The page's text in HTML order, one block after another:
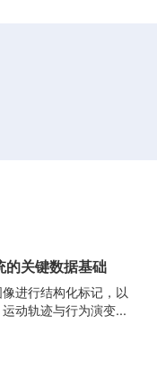
的关键数据基础
进行结构化标记，以
动轨迹与行为演变...